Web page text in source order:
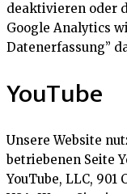
deaktivieren oder
Google Analytics
Datenerfassung”
YouTube
Unsere Website
betriebenen Seite
YouTube, LLC, 901